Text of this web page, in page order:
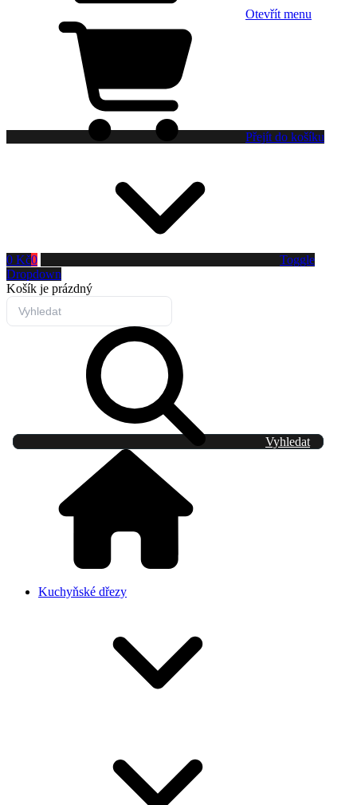
Otevřít menu
Přejít do košíku
0 Kč0
Toggle
Dropdown
Košík je prázdný
Vyhledat
Kuchyňské dřezy